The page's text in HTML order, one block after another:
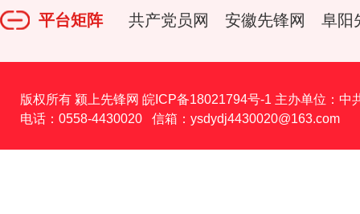
平台矩阵 共产党员网 安徽先锋网 阜阳
版权所有 颍上先锋网 皖ICP备18021794号-1 主办单位：中
电话：0558-4430020 信箱：ysdydj4430020@163.com